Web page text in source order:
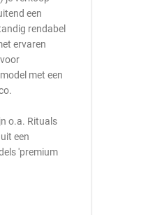
een
rendabel
ervaren
met een
o.a. Rituals
een
'premium